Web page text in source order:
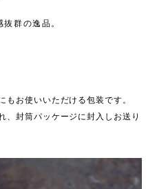
群の逸品。
お使いいただける包装です。
、封筒パッケージに封入しお送り